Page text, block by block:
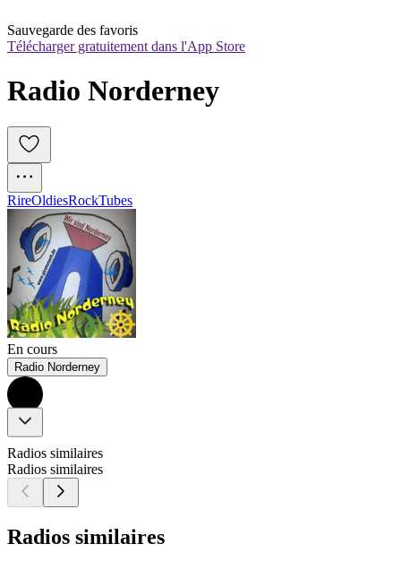
Sauvegarde des favoris
Télécharger gratuitement dans l'App Store
Radio Norderney
RireOldiesRockTubes
En cours
Radio Norderney
Radios similaires
Radios similaires
Radios similaires